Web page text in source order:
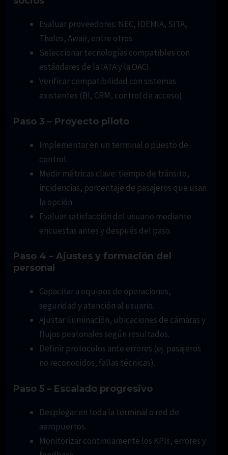
Evaluar proveedores: NEC, IDEMIA, SITA,
Thales, Awair, entre otros.
Seleccionar tecnologías compatibles con
estándares de la IATA y la OACI.
Verificar compatibilidad con sistemas
existentes (BI, CRM, control de acceso).
Paso 3 – Proyecto piloto
Implementar en un terminal o puesto de
control.
Medir métricas clave: tiempo de tránsito,
incidencias, porcentaje de pasajeros que usan
la opción.
Evaluar satisfacción del usuario mediante
encuestas antes y después del paso.
Paso 4 – Ajustes y formación del
personal
Capacitar a equipos de operaciones,
seguridad y atención al usuario.
Ajustar iluminación, ubicaciones de cámaras y
flujos peatonales según resultados.
Definir protocolos ante errores (ej. pasajeros
no reconocidos, fallas técnicas).
Paso 5 – Escalado progresivo
Desplegar en toda la terminal o red de
aeropuertos.
Monitorizar continuamente los KPIs, errores y